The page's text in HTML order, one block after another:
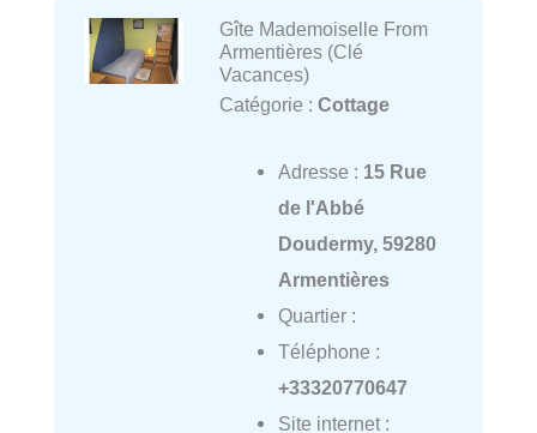
Gîte Mademoiselle From
Armentières (Clé
Vacances)
Catégorie : Cottage
Adresse : 15 Rue
de l'Abbé
Doudermy, 59280
Armentières
Quartier :
Téléphone :
+33320770647
Site internet :